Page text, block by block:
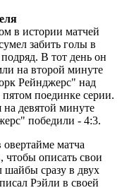
в истории матчей
забить голы в
В тот день он
на второй минуте
Рейнджерс" над
поединке серии.
на девятой минуте
победили - 4:3.
матча
чтобы описать свои
шайбы сразу в двух
Рэйли в своей